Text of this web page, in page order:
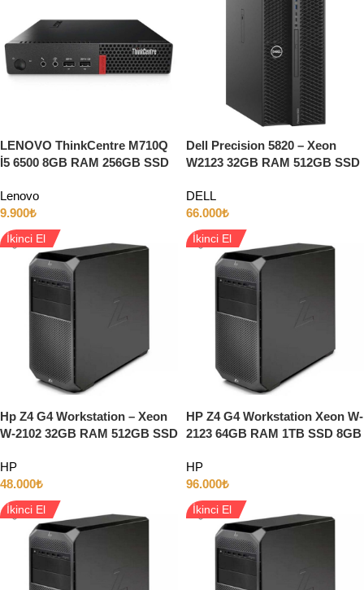
LENOVO ThinkCentre M710Q
İ5 6500 8GB RAM 256GB SSD
Lenovo
9.900₺
Dell Precision 5820 – Xeon
W2123 32GB RAM 512GB SSD
DELL
66.000₺
İkinci El
Hp Z4 G4 Workstation – Xeon
W-2102 32GB RAM 512GB SSD
HP
48.000₺
İkinci El
HP Z4 G4 Workstation Xeon W-
2123 64GB RAM 1TB SSD 8GB
KARTI
HP
96.000₺
İkinci El İkinci El